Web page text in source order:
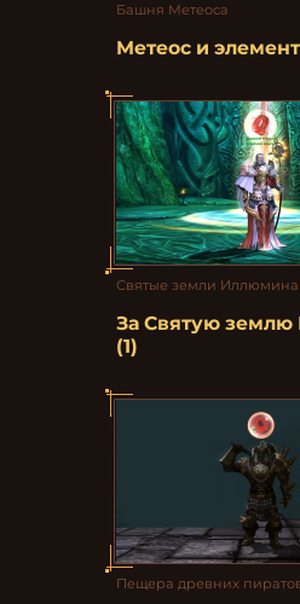
Башня Метеоса
Метеос и
Святые земли Иллюмина
За Святую
(1)
Пещера древних